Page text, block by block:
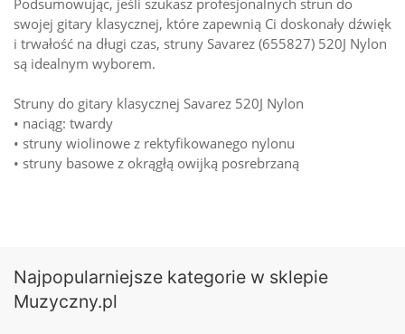
Podsumowując, jeśli szukasz profesjonalnych strun do
swojej gitary klasycznej, które zapewnią Ci doskonały dźwięk
i trwałość na długi czas, struny Savarez (655827) 520J Nylon
są idealnym wyborem.
Struny do gitary klasycznej Savarez 520J Nylon
• naciąg: twardy
• struny wiolinowe z rektyfikowanego nylonu
• struny basowe z okrągłą owijką posrebrzaną
Najpopularniejsze kategorie w sklepie
Muzyczny.pl